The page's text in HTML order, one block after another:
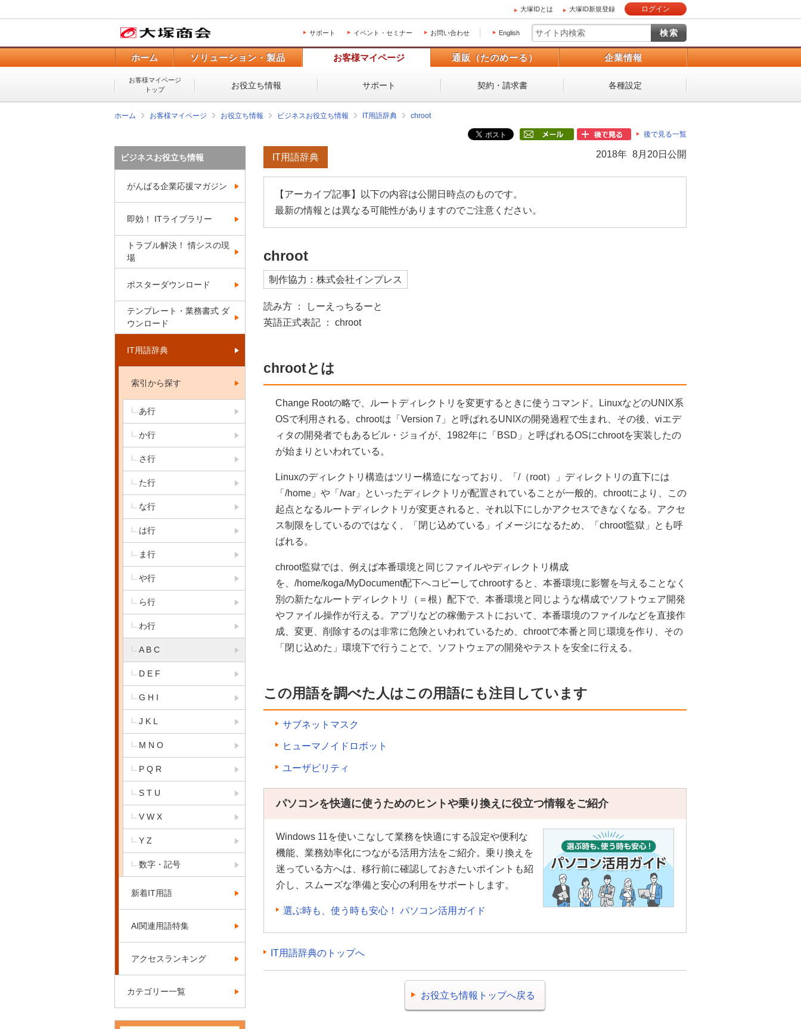
大塚IDとは 大塚ID新規登録 ログイン
サポート イベント・セミナー お問い合わせ English
ホーム ソリューション・製品 お客様マイページ 通販（たのめーる） 企業情報
お客様マイページ
トップ
お役立ち情報 サポート 契約・請求書 各種設定
ホーム お客様マイページ お役立ち情報 ビジネスお役立ち情報 IT用語辞典 chroot
後で見る一覧
2018年 8月20日公開
IT用語辞典
【アーカイブ記事】以下の内容は公開日時点のものです。
最新の情報とは異なる可能性がありますのでご注意ください。
chroot
制作協力：株式会社インプレス
読み方 ： しーえっちるーと
英語正式表記 ： chroot
chrootとは
Change Rootの略で、ルートディレクトリを変更するときに使うコマンド。LinuxなどのUNIX系
OSで利用される。chrootは「Version 7」と呼ばれるUNIXの開発過程で生まれ、その後、viエデ
ィタの開発者でもあるビル・ジョイが、1982年に「BSD」と呼ばれるOSにchrootを実装したの
が始まりといわれている。
Linuxのディレクトリ構造はツリー構造になっており、「/（root）」ディレクトリの直下には
「/home」や「/var」といったディレクトリが配置されていることが一般的。chrootにより、この
起点となるルートディレクトリが変更されると、それ以下にしかアクセスできなくなる。アクセ
ス制限をしているのではなく、「閉じ込めている」イメージになるため、「chroot監獄」とも呼
ばれる。
chroot監獄では、例えば本番環境と同じファイルやディレクトリ構成
を、/home/koga/MyDocument配下へコピーしてchrootすると、本番環境に影響を与えることなく
別の新たなルートディレクトリ（＝根）配下で、本番環境と同じような構成でソフトウェア開発
やファイル操作が行える。アプリなどの稼働テストにおいて、本番環境のファイルなどを直接作
成、変更、削除するのは非常に危険といわれているため、chrootで本番と同じ環境を作り、その
「閉じ込めた」環境下で行うことで、ソフトウェアの開発やテストを安全に行える。
この用語を調べた人はこの用語にも注目しています
サブネットマスク
ヒューマノイドロボット
ユーザビリティ
パソコンを快適に使うためのヒントや乗り換えに役立つ情報をご紹介
Windows 11を使いこなして業務を快適にする設定や便利な
機能、業務効率化につながる活用方法をご紹介。乗り換えを
迷っている方へは、移行前に確認しておきたいポイントも紹
介し、スムーズな準備と安心の利用をサポートします。
選ぶ時も、使う時も安心！ パソコン活用ガイド
IT用語辞典のトップへ
お役立ち情報トップへ戻る
ビジネスお役立ち情報
がんばる企業応援マガジン
即効！ ITライブラリー
トラブル解決！ 情シスの現
場
ポスターダウンロード
テンプレート・業務書式 ダ
ウンロード
IT用語辞典
索引から探す
あ行
か行
さ行
た行
な行
は行
ま行
や行
ら行
わ行
A B C
D E F
G H I
J K L
M N O
P Q R
S T U
V W X
Y Z
数字・記号
新着IT用語
AI関連用語特集
アクセスランキング
カテゴリー一覧